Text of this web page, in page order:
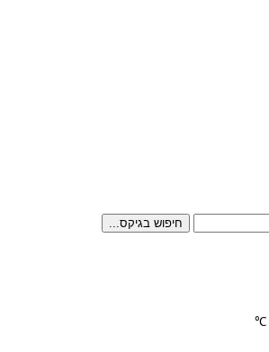
חיפוש בגיקס...
℃